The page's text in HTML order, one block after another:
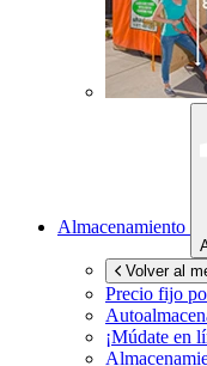
Almacenamiento
Volver al
Precio fijo
¡Múdate en